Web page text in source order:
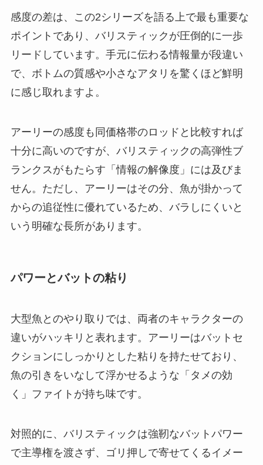
感度の差は、この2シリーズを語る上で最も重要な
ポイントであり、バリスティックが圧倒的に一歩
リードしています。手元に伝わる情報量が段違い
で、ボトムの質感や小さなアタリを驚くほど鮮明
に感じ取れますよ。
アーリーの感度も同価格帯のロッドと比較すれば
十分に高いのですが、バリスティックの高弾性ブ
ランクスがもたらす「情報の解像度」には及びま
せん。ただし、アーリーはその分、魚が掛かって
からの追従性に優れているため、バラしにくいと
いう明確な長所があります。
パワーとバットの粘り
大型魚とのやり取りでは、両者のキャラクターの
違いがハッキリと表れます。アーリーはバットセ
クションにしっかりとした粘りを持たせており、
魚の引きをいなして浮かせるような「タメの効
く」ファイトが持ち味です。
対照的に、バリスティックは強靭なバットパワー
で主導権を渡さず、ゴリ押しで寄せてくるイメー